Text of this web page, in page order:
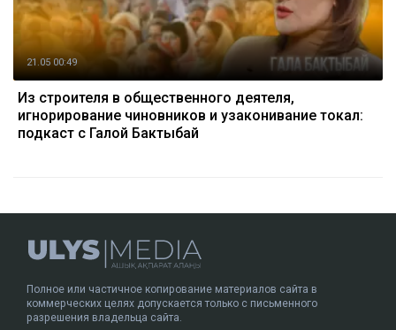
21.05 00:49
Из строителя в общественного деятеля,
игнорирование чиновников и узаконивание токал:
подкаст с Галой Бактыбай
Полное или частичное копирование материалов сайта в
коммерческих целях допускается только с письменного
разрешения владельца сайта.